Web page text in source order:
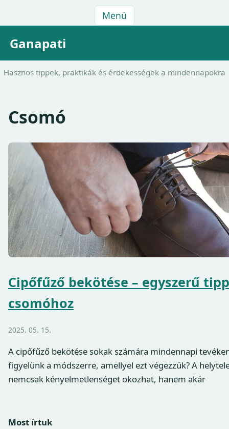
Menü
Ganapati
Hasznos tippek, praktikák és érdekességek a mindennapokra
Csomó
Cipőfűző bekötése – egyszerű
csomóhoz
2025. 05. 15.
A cipőfűző bekötése sokak számára mindennapi
figyelünk a módszerre, amellyel ezt végezzük? A
nemcsak kényelmetlenséget okozhat, hanem akár
Most írtuk